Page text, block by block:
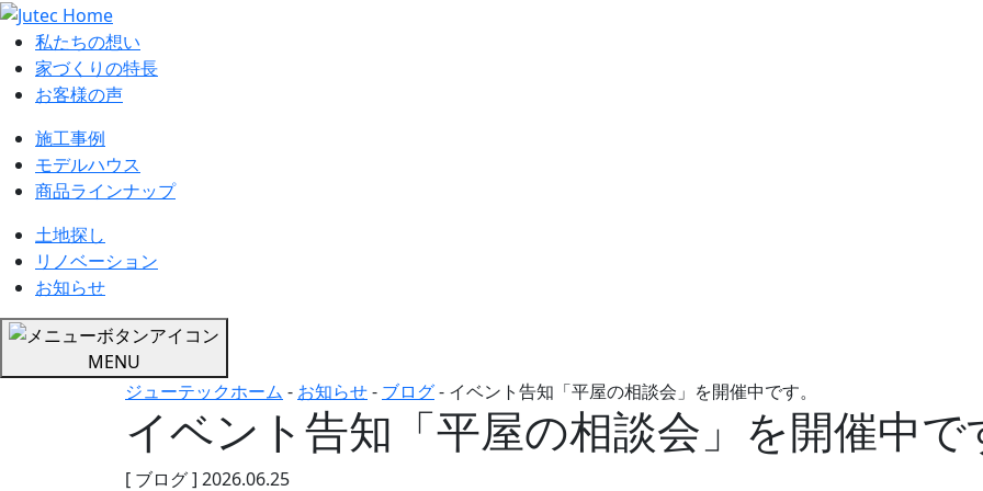
私たちの想い
家づくりの特長
お客様の声
施工事例
モデルハウス
商品ラインナップ
土地探し
リノベーション
お知らせ
MENU
ジューテックホーム - お知らせ- ブログ- イベント告知「平屋の相談会」を開催中です。
イベント告知「平屋の相談会」を開催中で
[ ブログ ] 2026.06.25